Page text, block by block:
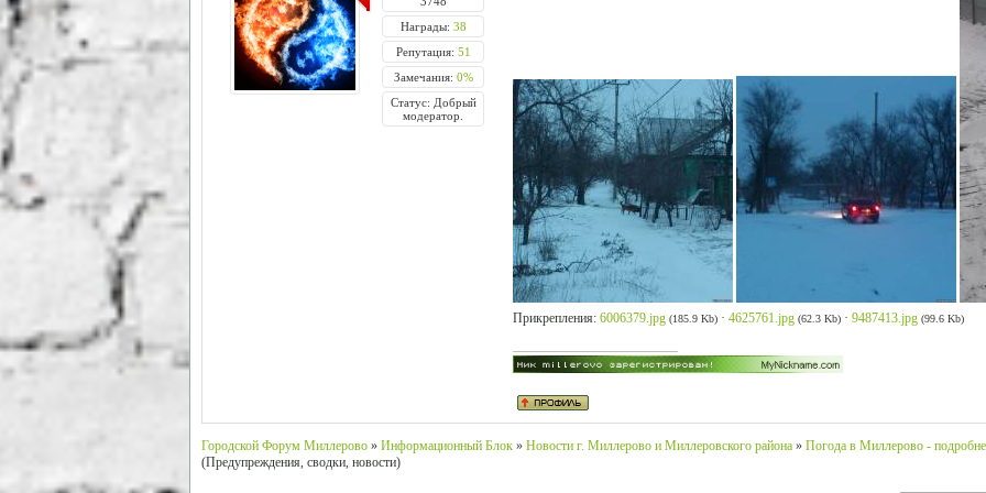
Награды: 38
Репутация: 51
Замечания: 0%
Статус: Добрый
модератор.
Прикрепления: 6006379.jpg (185.9 Kb) · 4625761.jpg (62.3 Kb) · 9487413.jpg (99.6 Kb)
Городской Форум Миллерово » Информационный Блок » Новости г. Миллерово и Миллеровского района » Погода в Миллерово -
(Предупреждения, сводки, новости)